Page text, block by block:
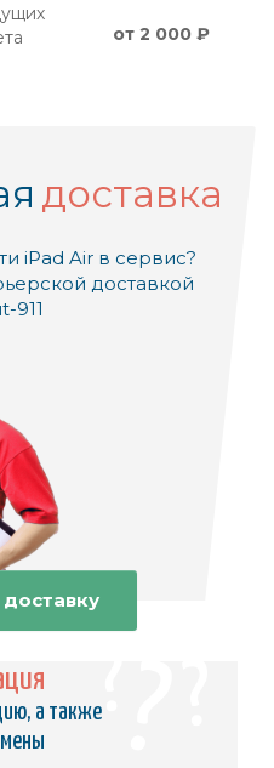
от 2 000 ₽
доставка
iPad Air в сервис?
доставкой
911
а также